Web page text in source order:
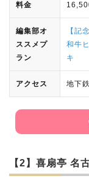
料金
編集部オ
ススメプ
ラン
【記
和牛
キ
アクセス 地下
【2】喜扇亭 名